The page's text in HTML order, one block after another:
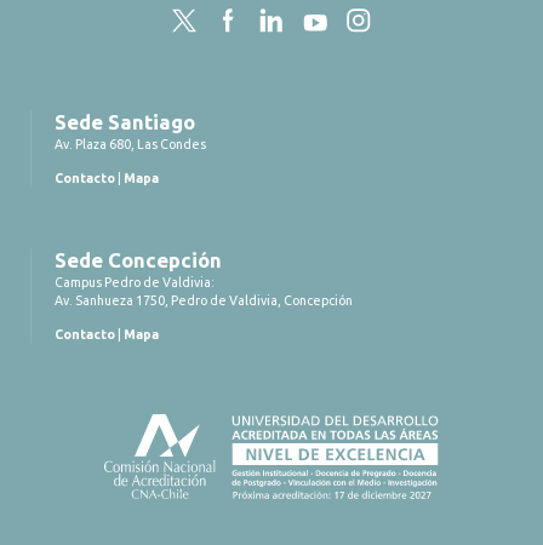
Twitter FacebookLinkedInYouTubeInstagram
Sede Santiago
Av. Plaza 680, Las Condes
Contacto Mapa
Sede Concepción
Campus Pedro de Valdivia:
Av. Sanhueza 1750, Pedro de Valdivia, Concepción
Contacto Mapa